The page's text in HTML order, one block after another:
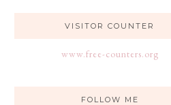
VISITOR COUNTER
www.free-counters.org
FOLLOW ME